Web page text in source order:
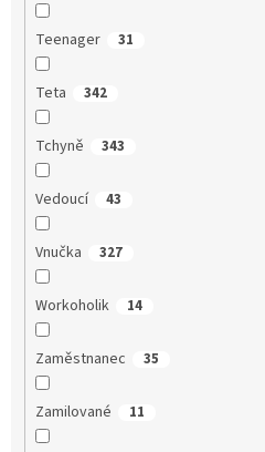
Teenager 31
Teta 342
Tchyně 343
Vedoucí 43
Vnučka 327
Workoholik 14
Zaměstnanec 35
Zamilované 11